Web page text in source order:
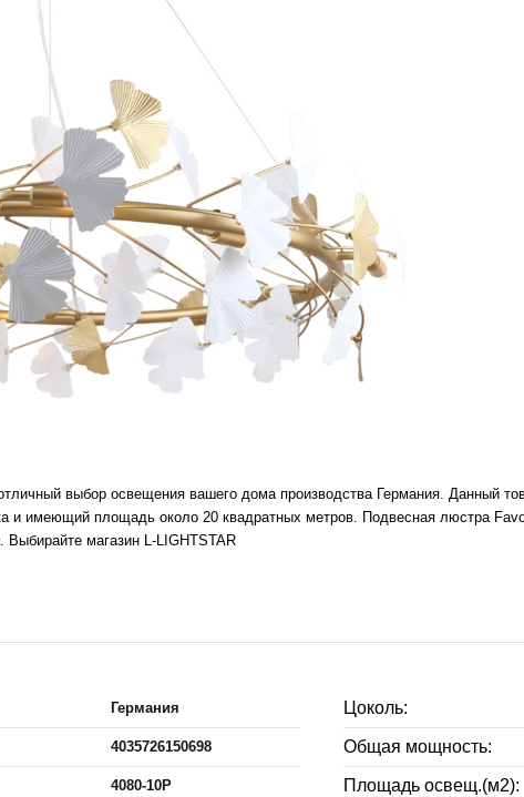
выбор освещения вашего дома производства Германия. Данный
и имеющий площадь около 20 квадратных метров. Подвесная люстра
Выбирайте магазин L-LIGHTSTAR
Германия
4035726150698
4080-10P
Цоколь:
Общая мощность:
Площадь освещ.(м2):